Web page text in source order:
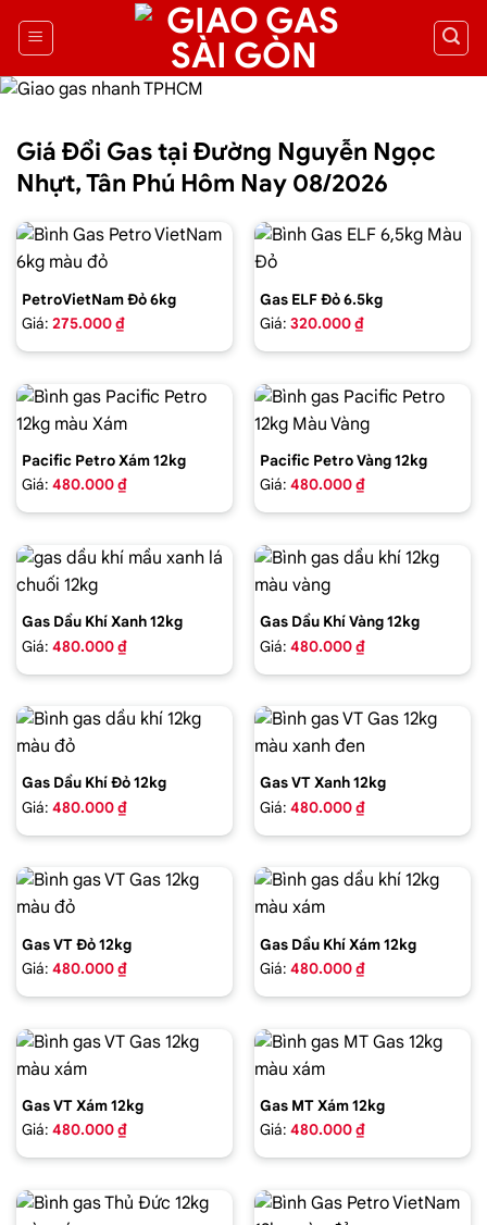
Giá Đổi Gas tại Đường Nguyễn Ngọc
Nhựt, Tân Phú Hôm Nay 08/2026
PetroVietNam Đỏ 6kg
Giá: 275.000 ₫
Gas ELF Đỏ 6.5kg
Giá: 320.000 ₫
Pacific Petro Xám 12kg
Giá: 480.000 ₫
Pacific Petro Vàng 12kg
Giá: 480.000 ₫
Gas Dầu Khí Xanh 12kg
Giá: 480.000 ₫
Gas Dầu Khí Vàng 12kg
Giá: 480.000 ₫
Gas Dầu Khí Đỏ 12kg
Giá: 480.000 ₫
Gas VT Xanh 12kg
Giá: 480.000 ₫
Gas VT Đỏ 12kg
Giá: 480.000 ₫
Gas Dầu Khí Xám 12kg
Giá: 480.000 ₫
Gas VT Xám 12kg
Giá: 480.000 ₫
Gas MT Xám 12kg
Giá: 480.000 ₫